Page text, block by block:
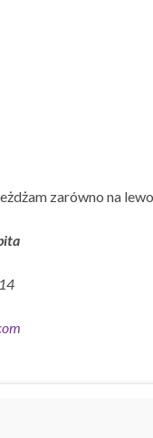
zarówno na